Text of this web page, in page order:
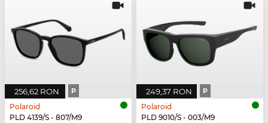
256,62 RON P
Polaroid
PLD 4139/S - 807/M9
249,37 RON P
Polaroid
PLD 9010/S - 003/M9